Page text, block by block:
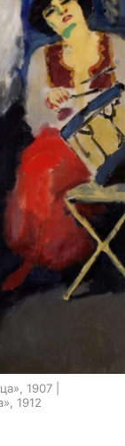
1907 |
1912